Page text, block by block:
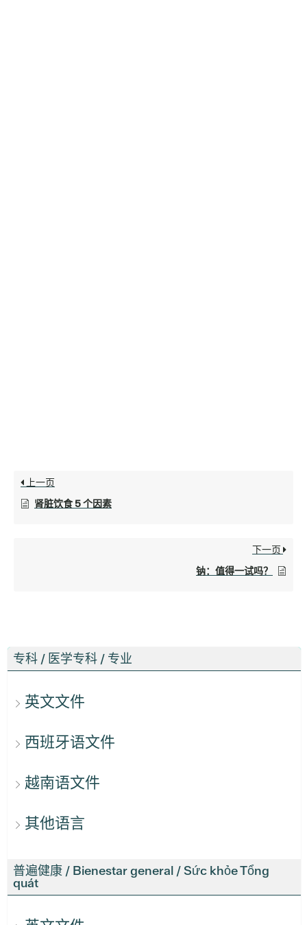
专科 / 医学专科 / 专业
英文文件
西班牙语文件
越南语文件
其他语言
普遍健康 / Bienestar general / Sức khỏe Tổng
quát
上一页
肾脏饮食 5 个因素
下一页
钠：值得一试吗？